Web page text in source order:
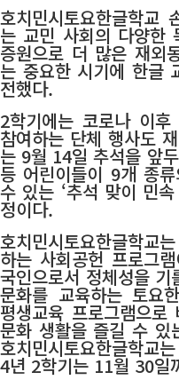
호치민시토요한글학교
는 교민 사회의 다양한
증원으로 더 많은 재외
는 중요한 시기에 한글
전했다.
2학기에는 코로나 이
참여하는 단체 행사도
는 9월 14일 추석을 앞
등 어린이들이 9개 종
수 있는 ‘추석 맞이 민
정이다.
호치민시토요한글학교
하는 사회공헌 프로그
국인으로서 정체성을
문화를 교육하는 토요
평생교육 프로그램으
문화 생활을 즐길 수 있
호치민시토요한글학교
4년 2학기는 11월 30일